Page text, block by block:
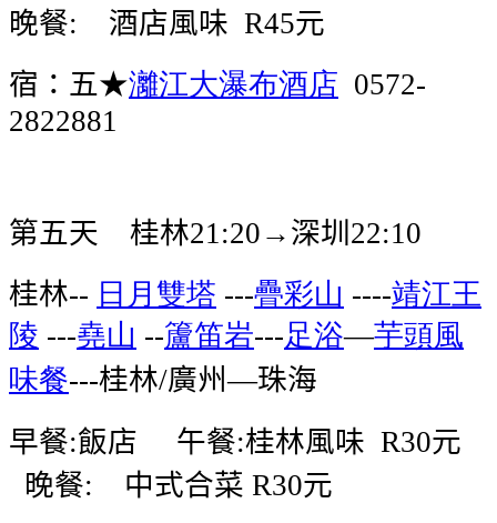
晚餐: 酒店風味 R45元
宿：五★灕江大瀑布酒店 0572-
2822881
第五天 桂林21:20 →深圳22:10
桂林-- 日月雙塔 ---疊彩山 ----靖江王
陵 ---堯山 --籚笛岩---足浴—芋頭風
味餐---桂林/廣州—珠海
早餐:飯店 午餐:桂林風味 R30元
晚餐: 中式合菜 R30元